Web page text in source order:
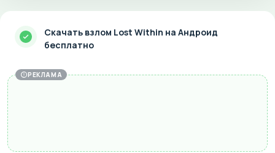
Скачать взлом Lost Within на Андроид
бесплатно
РЕКЛАМА